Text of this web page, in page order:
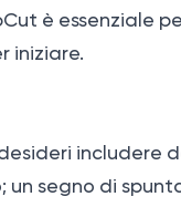
è essenziale
iniziare.
includere
segno di